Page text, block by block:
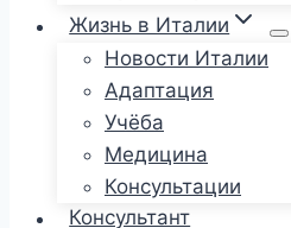
Жизнь в Италии
Новости Италии
Адаптация
Учёба
Медицина
Консультации
Консультант